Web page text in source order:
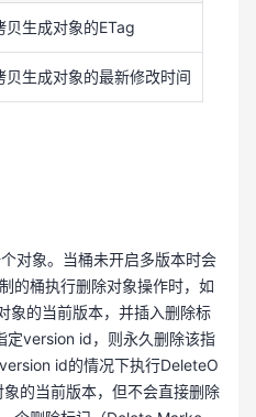
贝生成对象的ETag
贝生成对象的最新修改时间
对象。当桶未开启多版本时会
的桶执行删除对象操作时，如
象的当前版本，并插入删除标
version id，则永久删除该指
id的情况下执行DeleteO
的当前版本，但不会直接删除